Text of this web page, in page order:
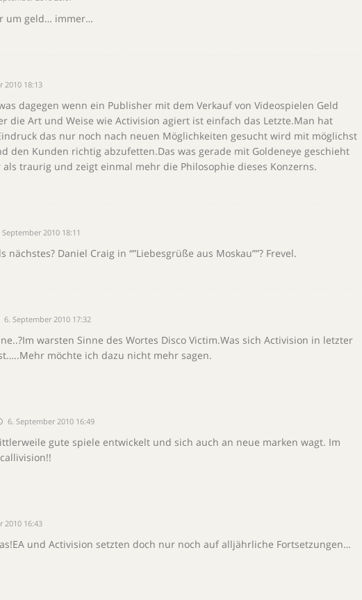
um geld… immer…
2010 18:13
dagegen wenn ein Publisher mit dem Verkauf von Videospielen Geld
die Art und Weise wie Activision agiert ist einfach das Letzte.Man hat
das nur noch nach neuen Möglichkeiten gesucht wird mit möglichst
den Kunden richtig abzufetten.Das was gerade mit Goldeneye geschieht
traurig und zeigt einmal mehr die Philosophie dieses Konzerns.
September 2010 18:11
nächstes? Daniel Craig in “”Liebesgrüße aus Moskau””? Frevel.
6. September 2010 17:32
warsten Sinne des Wortes Disco Victim.Was sich Activision in letzter
möchte ich dazu nicht mehr sagen.
6. September 2010 16:49
gute spiele entwickelt und sich auch an neue marken wagt. Im
2010 16:43
und Activision setzten doch nur noch auf alljährliche Fortsetzungen…